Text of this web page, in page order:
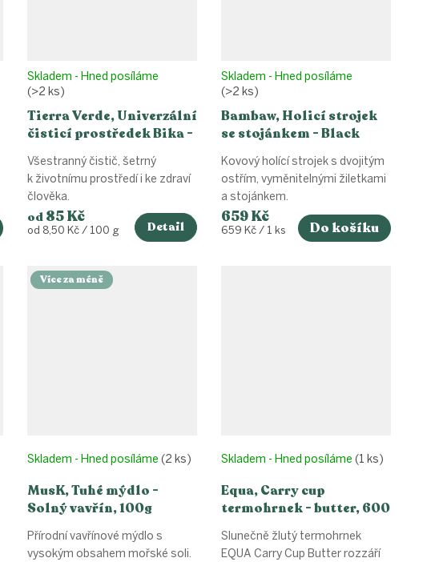
Tierra Verde, Univerzální
čisticí prostředek Bika -
Skladem - Hned posíláme
(>2 ks)
od85 Kč
Měrná
od 8,50 Kč / 100 g Detail
Všestranný čistič, šetrný
k životnímu prostředí i ke zdraví
člověka.
Bambaw, Holicí strojek
se stojánkem - Black
Skladem - Hned posíláme
(>2 ks)
659 Kč
Měrná
659 Kč / 1 ks Do košíku
Kovový holící strojek s dvojitým
ostřím, vyměnitelnými žiletkami
a stojánkem.
Více za méně
MusK, Tuhé mýdlo -
Solný vavřín, 100g
Skladem - Hned posíláme (2 ks)
Přírodní vavřínové mýdlo s
vysokým obsahem mořské soli.
Equa, Carry cup
termohrnek - butter, 600
ml
Skladem - Hned posíláme (1 ks)
Slunečně žlutý termohrnek
EQUA Carry Cup Butter rozzáří